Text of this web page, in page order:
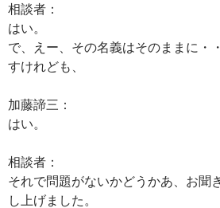
相談者：
はい。
で、えー、その名義はそのままに・
すけれども、
加藤諦三：
はい。
相談者：
それで問題がないかどうかあ、お聞
し上げました。